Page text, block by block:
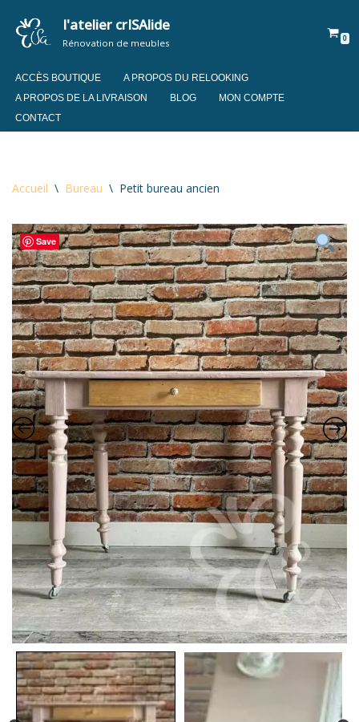
Aller
contenu
l'atelier crISAlide
Rénovation de meubles 0
ACCÈS BOUTIQUE
A PROPOS DU RELOOKING
A PROPOS DE LA LIVRAISON
BLOG
MON COMPTE
CONTACT
Accueil \ Bureau \ Petit bureau ancien
Save